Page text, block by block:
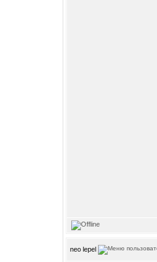
neo lepel